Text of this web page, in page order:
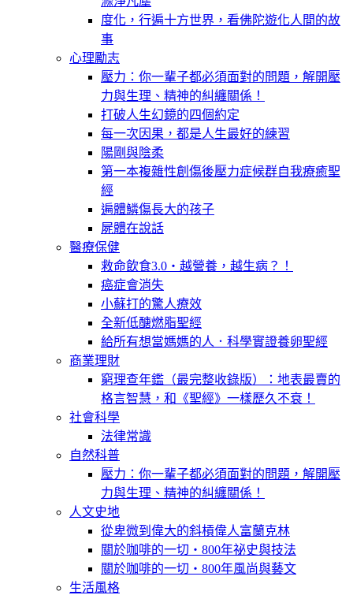
度化，行遍十方世界，看佛陀遊化人間的故
事
心理勵志
壓力：你一輩子都必須面對的問題，解開壓
力與生理、精神的糾纏關係！
打破人生幻鏡的四個約定
每一次因果，都是人生最好的練習
陽剛與陰柔
第一本複雜性創傷後壓力症候群自我療癒聖
經
遍體鱗傷長大的孩子
屍體在說話
醫療保健
救命飲食3.0‧越營養，越生病？！
癌症會消失
小蘇打的驚人療效
全新低醣燃脂聖經
給所有想當媽媽的人．科學實證養卵聖經
商業理財
窮理查年鑑（最完整收錄版）：地表最賣的
格言智慧，和《聖經》一樣歷久不衰！
社會科學
法律常識
自然科普
壓力：你一輩子都必須面對的問題，解開壓
力與生理、精神的糾纏關係！
人文史地
從卑微到偉大的斜槓偉人富蘭克林
關於咖啡的一切‧800年祕史與技法
關於咖啡的一切‧800年風尚與藝文
生活風格